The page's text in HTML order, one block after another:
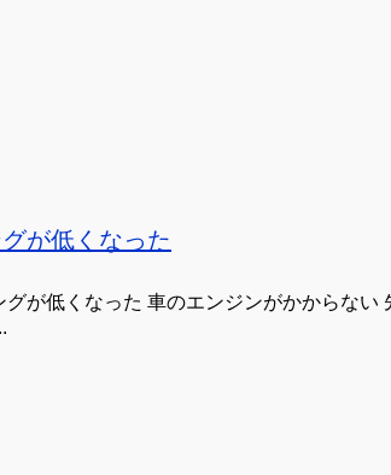
が低くなった
が低くなった 車のエンジンがかからな